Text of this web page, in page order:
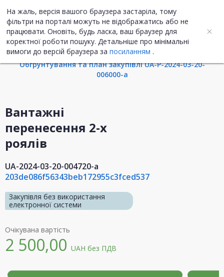
На жаль, версія вашого браузера застаріла, тому
фільтри на порталі можуть не відображатись або не
працювати. Оновіть, будь ласка, ваш браузер для
коректної роботи пошуку. Детальніше про мінімальні
вимоги до версій браузера за посиланням .
UA ENG
Інформація про закупівлю
Обгрунтування та план закупівлі UA-P-2024-03-20-
006000-a
Вантажні
перенесення 2-х
роялів
UA-2024-03-20-004720-a
203de086f56343beb172955c3fced537
Закупівля без використання
електронної системи
Очікувана вартість
2 500,00 UAH без ПДВ